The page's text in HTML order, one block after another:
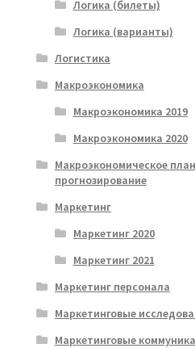
Логика (билеты)
Логика (варианты)
Логистика
Макроэкономика
Макроэкономика 2019
Макроэкономика 2020
Макроэкономическое
прогнозирование
Маркетинг
Маркетинг 2020
Маркетинг 2021
Маркетинг персонала
Маркетинговые
Маркетинговые